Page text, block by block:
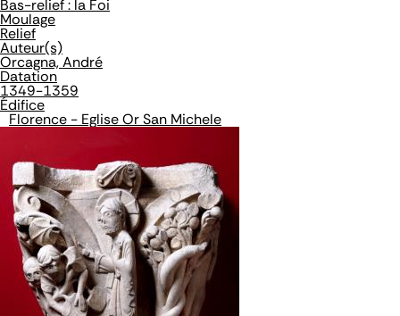
Bas-relief : la Foi
Moulage
Relief
Auteur(s)
Orcagna, André
Datation
1349-1359
Édifice
Florence - Eglise Or San Michele